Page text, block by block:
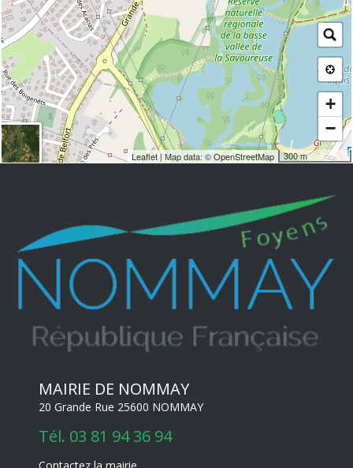
+
−
300 m
Leaflet| Map data: ©OpenStreetMap
MAIRIE DE NOMMAY
20 Grande Rue 25600 NOMMAY
Tél. 03 81 94 36 94